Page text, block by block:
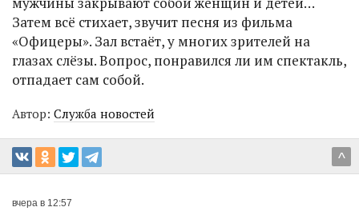
Затем всё стихает, звучит песня из фильма
«Офицеры». Зал встаёт, у многих зрителей на
глазах слёзы. Вопрос, понравился ли им спектакль,
отпадает сам собой.
Автор: Служба новостей
^
вчера в 12:57